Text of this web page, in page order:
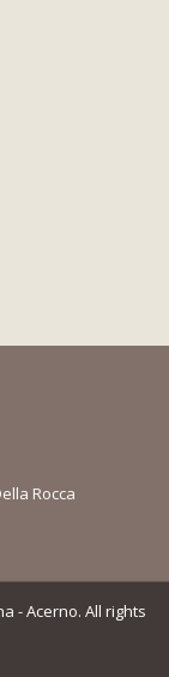
Rocca
- Acerno. All rights